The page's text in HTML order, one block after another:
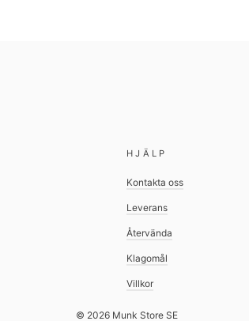
HJÄLP
Kontakta oss
Leverans
Återvända
Klagomål
Villkor
© 2026 Munk Store SE